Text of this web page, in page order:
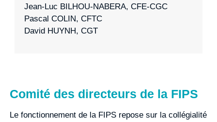
Jean-Luc BILHOU-NABERA, CFE-CGC
Pascal COLIN, CFTC
David HUYNH, CGT
Comité des directeurs de la FIPS
Le fonctionnement de la FIPS repose sur la collégialité